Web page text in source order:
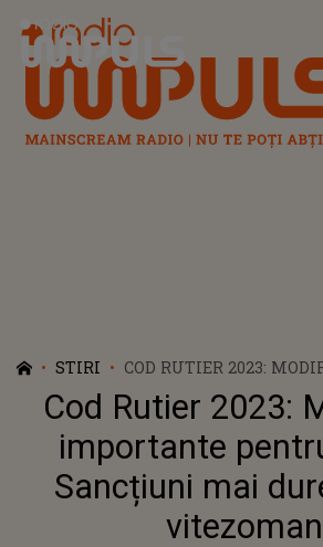
Radio Impuls
STIRI
COD RUTIER 2023:
IMPORTANTE PENTRU
MAI DURE PENTRU
Cod Rutier 2023:
importante
Sancțiuni mai